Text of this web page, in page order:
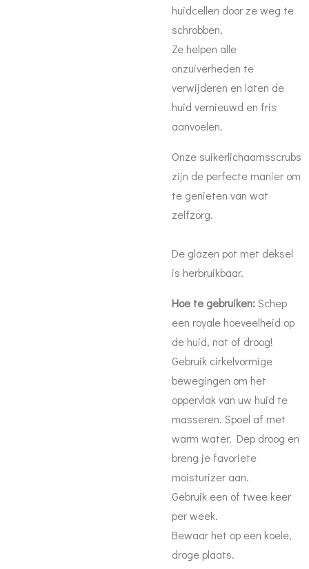
huidcellen door ze weg te
schrobben.
Ze helpen alle
onzuiverheden te
verwijderen en laten de
huid vernieuwd en fris
aanvoelen.
Onze suikerlichaamsscrubs
zijn de perfecte manier om
te genieten van wat
zelfzorg.
De glazen pot met deksel
is herbruikbaar.
Hoe te gebruiken:Schep
een royale hoeveelheid op
de huid, nat of droog!
Gebruik cirkelvormige
bewegingen om het
oppervlak van uw huid te
masseren. Spoel af met
warm water. Dep droog en
breng je favoriete
moisturizer aan.
Gebruik een of twee keer
per week.
Bewaar het op een koele,
droge plaats.